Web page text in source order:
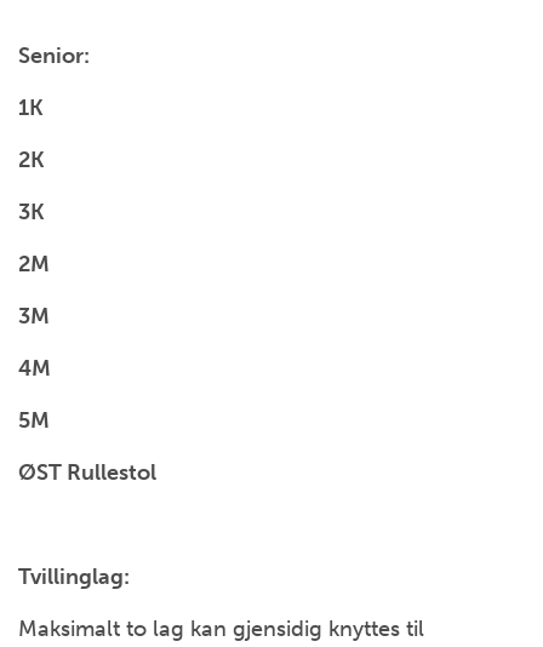
Senior:
1K
2K
3K
2M
3M
4M
5M
ØST Rullestol
Tvillinglag:
Maksimalt to lag kan gjensidig knyttes til